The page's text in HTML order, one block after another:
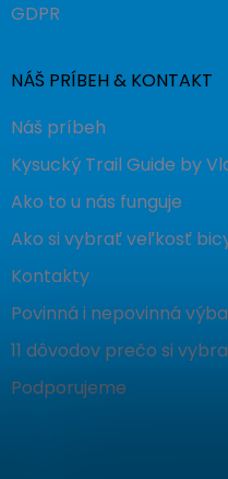
GDPR
NÁŠ PRÍBEH & KONTAKT
Náš príbeh
Kysucký Trail Guide by
Ako to u nás funguje
Ako si vybrať veľkosť
Kontakty
Povinná i nepovinná
11 dôvodov prečo si
Podporujeme